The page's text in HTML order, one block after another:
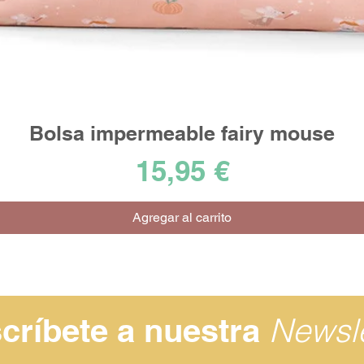
Vista rápida
Bolsa impermeable fairy mouse
Precio
15,95 €
Agregar al carrito
a nuestra